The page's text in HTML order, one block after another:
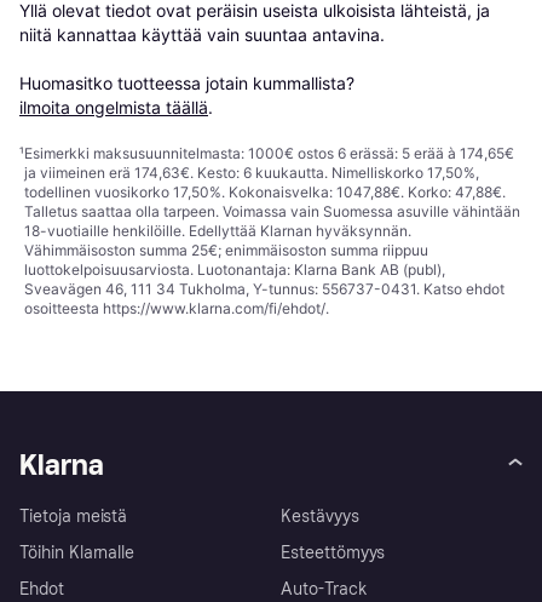
Yllä olevat tiedot ovat peräisin useista ulkoisista lähteistä, ja
niitä kannattaa käyttää vain suuntaa antavina.
Huomasitko tuotteessa jotain kummallista?
ilmoita ongelmista täällä.
¹Esimerkki maksusuunnitelmasta: 1000€ ostos 6 erässä: 5 erää à 174,65€
ja viimeinen erä 174,63€. Kesto: 6 kuukautta. Nimelliskorko 17,50%,
todellinen vuosikorko 17,50%. Kokonaisvelka: 1047,88€. Korko: 47,88€.
Talletus saattaa olla tarpeen. Voimassa vain Suomessa asuville vähintään
18-vuotiaille henkilöille. Edellyttää Klarnan hyväksynnän.
Vähimmäisoston summa 25€; enimmäisoston summa riippuu
luottokelpoisuusarviosta. Luotonantaja: Klarna Bank AB (publ),
Sveavägen 46, 111 34 Tukholma, Y-tunnus: 556737-0431. Katso ehdot
osoitteesta https://www.klarna.com/fi/ehdot/.
Klarna
Tietoja meistä
Töihin Klarnalle
Ehdot
Kestävyys
Esteettömyys
Auto-Track